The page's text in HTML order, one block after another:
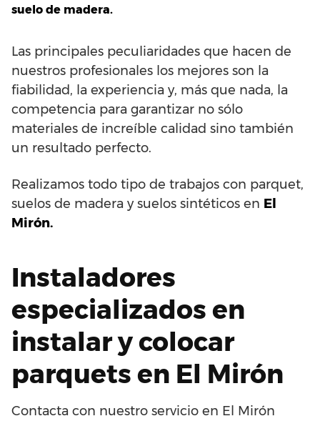
suelo de madera.
Las principales peculiaridades que hacen de
nuestros profesionales los mejores son la
fiabilidad, la experiencia y, más que nada, la
competencia para garantizar no sólo
materiales de increíble calidad sino también
un resultado perfecto.
Realizamos todo tipo de trabajos con parquet,
suelos de madera y suelos sintéticos en El
Mirón.
Instaladores
especializados en
instalar y colocar
parquets en El Mirón
Contacta con nuestro servicio en El Mirón